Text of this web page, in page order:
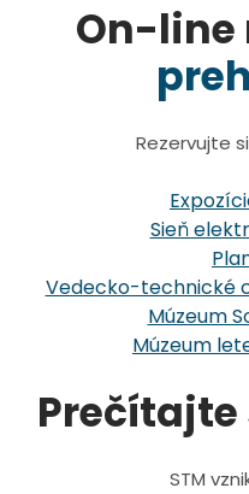
On-line
Rezervujte
Sieň
Vedecko-technické
Múzeum
Múzeum
Prečítajte
STM